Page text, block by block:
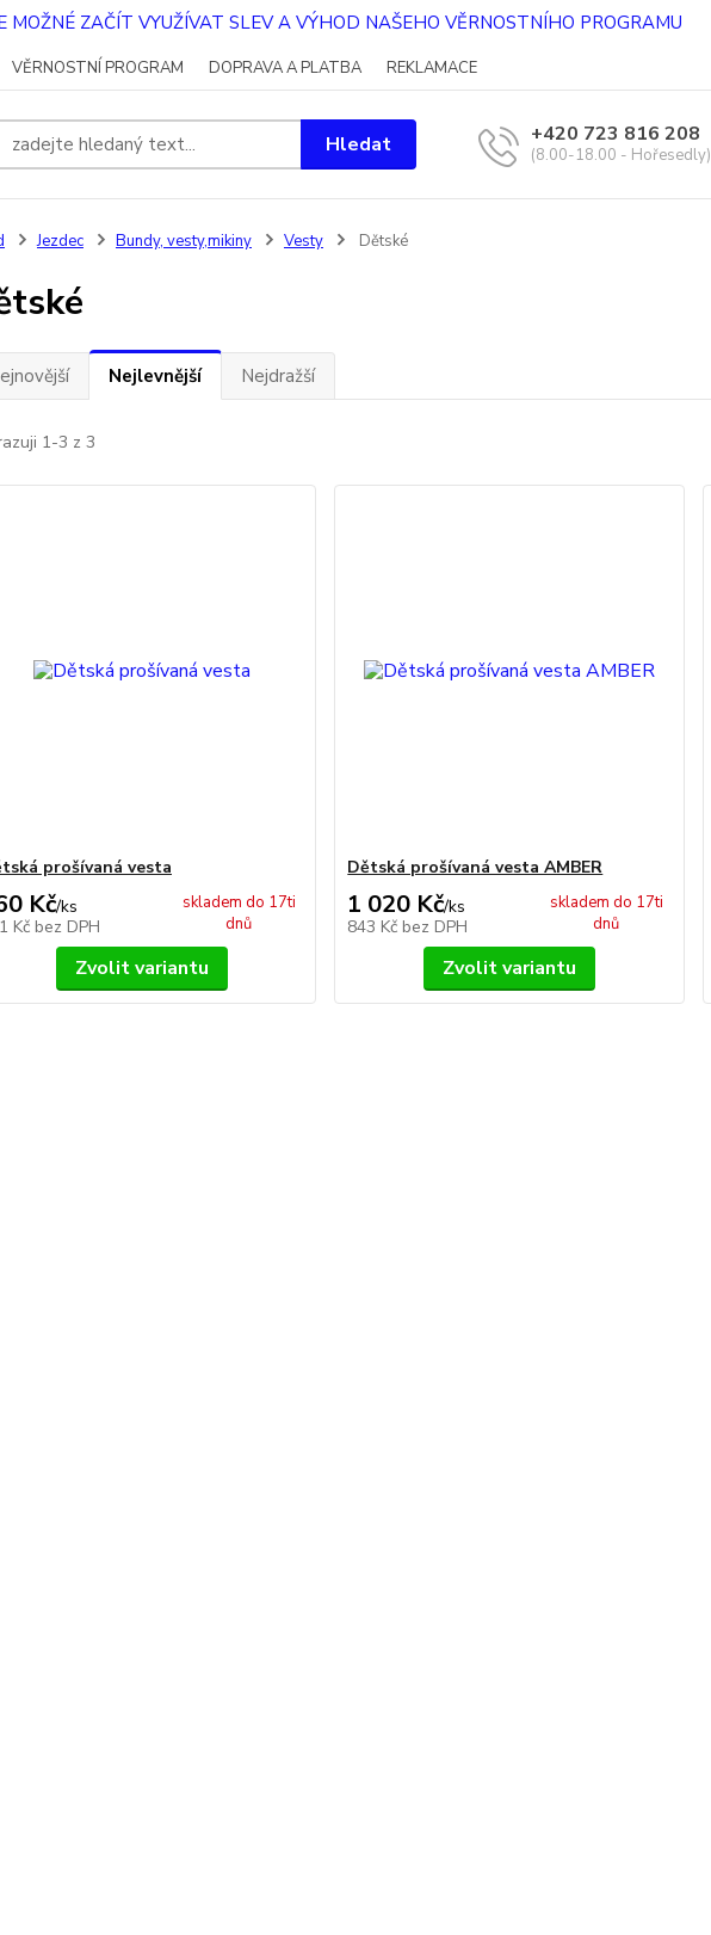
MOŽNÉ ZAČÍT VYUŽÍVAT SLEV A VÝHOD NAŠEHO VĚRNOSTNÍHO PROGRAMU
VĚRNOSTNÍ PROGRAM DOPRAVA A PLATBA REKLAMACE
Hledat +420 723 816 208
(8.00-18.00 - Hořesedly)
Jezdec Bundy, vesty,mikiny Vesty Dětské
Nejlevnější Nejdražší
1-3 z 3
prošívaná vesta
Kč/ks
Kč bez DPH
skladem do 17ti
dnů
Zvolit variantu
Dětská prošívaná vesta AMBER
1 020 Kč/ks
843 Kč bez DPH
skladem do 17ti
dnů
Zvolit variantu